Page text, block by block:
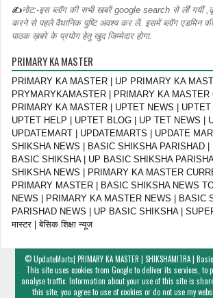
✍नोट:-इस ब्लॉग की सभी खबरें google search से लीं गयीं
करने से पहले वैधानिक पुष्टि अवश्य कर लें. इसमें ब्लॉग एडमिन की
पाठक ख़बरे के प्रयोग हेतु खुद जिम्मेदार होगा.
PRIMARY KA MASTER
PRIMARY KA MASTER | UP PRIMARY KA
PRYMARYKAMASTER | PRIMARY KA MASTER
PRIMARY KA MASTER | UPTET NEWS |
UPTET HELP | UPTET BLOG | UP TET NEWS |
UPDATEMART | UPDATEMARTS | UPDATE
SHIKSHA NEWS | BASIC SHIKSHA PARISHAD
BASIC SHIKSHA | UP BASIC SHIKSHA
SHIKSHA NEWS | PRIMARY KA MASTER
PRIMARY MASTER | BASIC SHIKSHA NEWS
NEWS | PRIMARY KA MASTER NEWS | BASIC
PARISHAD NEWS | UP BASIC SHIKSHA | SUPER
मास्टर | बेसिक शिक्षा न्यूज
©UpdateMarts| PRIMARY KA MASTER | SHIKSHAMITRA |
This site uses cookies from Google to deliver its services, to
analyse traffic. Information about your use of this site is
this site, you agree to use of cookies or do not use my